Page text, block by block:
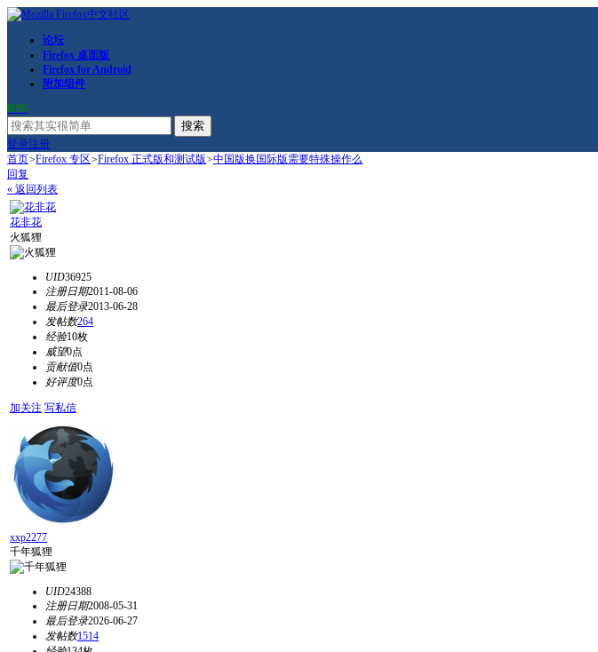
论坛
Firefox 桌面版
Firefox for Android
附加组件
RSS
搜索
登录注册
首页>Firefox 专区>Firefox 正式版和测试版>中国版换国际版需要特殊操作么
回复
« 返回列表
花非花
火狐狸
UID36925
注册日期2011-08-06
最后登录2013-06-28
发帖数264
经验10枚
威望0点
贡献值0点
好评度0点
加关注 写私信
xxp2277
千年狐狸
UID24388
注册日期2008-05-31
最后登录2026-06-27
发帖数1514